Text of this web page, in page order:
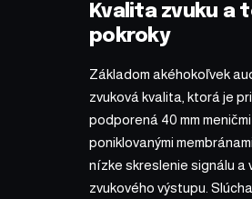
Kvalita zvuku a
pokroky
Základom akéhokoľvek
zvuková kvalita, ktorá je
podporená 40 mm
poniklovanými
nízke skreslenie signálu a
zvukového výstupu.